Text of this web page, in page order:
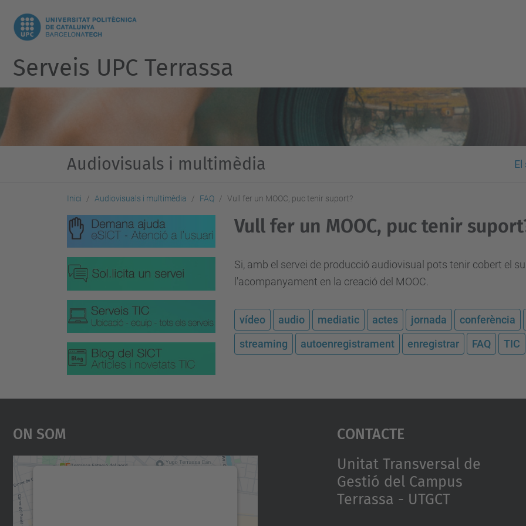
Serveis UPC Terrassa
Audiovisuals i multimèdia El
Inici Audiovisuals i multimèdia FAQ Vull fer un MOOC, puc tenir suport?
Vull fer un MOOC, puc tenir
Si, amb el servei de producció audiovisual pots tenir cobert el
l'acompanyament en la creació del MOOC.
vídeo audio mediatic actes jornada conferència
streaming
autoenregistrament enregistrar FAQ TIC
On Som Contacte
Unitat Transversal de
Gestió del Campus
Terrassa - UTGCT